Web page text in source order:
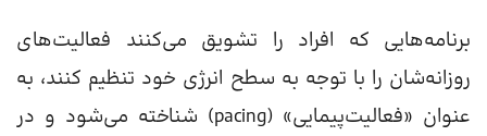
برنامه‌هایی که افراد را تشویق می‌کنند فعالیت‌های
روزانه‌شان را با توجه به سطح انرژی خود تنظیم کنند، به
عنوان «فعالیت‌پیمایی» (pacing) شناخته می‌شود و در